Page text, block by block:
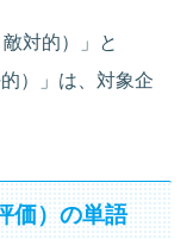
対的）」と
）」は、対象企
価）の単語